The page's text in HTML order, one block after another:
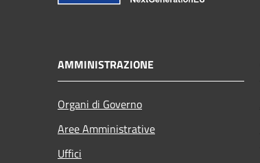
AMMINISTRAZIONE
Organi di Governo
Aree Amministrative
Uffici